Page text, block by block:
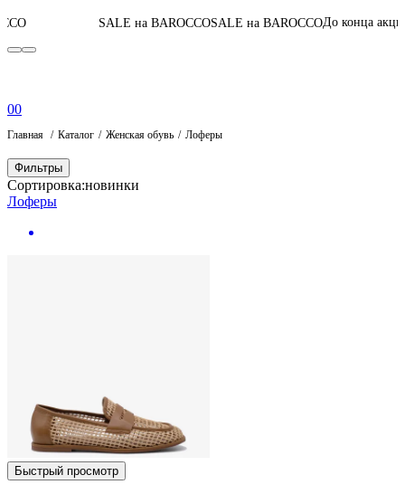
SALE на BAROCCO SALE на BAROCCO До конца акции04:21:33:16
00
Главная Каталог Женская обувь Лоферы
Фильтры
Сортировка:новинки
Лоферы
Быстрый просмотр